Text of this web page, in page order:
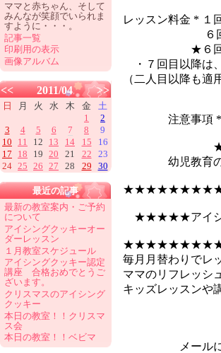
レッスン料金 * １
６回 ５０
★６回コース
・７回目以降は
（二人目以降も適
注意事項 * 予防
★☆★英語で
幼児教育のスタ
★★★★★アイシ
毎月月替わりでレ
ママのリフレッシ
キッズレッスンや
詳しくは
～ ご予約
メールにて随
ママと赤ちゃん、そして
みんなが笑顔でいられま
すように・・・。
記事一覧
印刷用の表示
画像アルバム
<< 2011/04 >>
日 月 火 水 木 金
土
1
2
3
4 5 6 7 8
9
10
11 12 13 14 15
16
17
18 19 20 21 22
23
24 25 26 27 28 29 30
最近の記事
最新の教室案内・ご予約
について
アイシングクッキーオー
ダーレッスン
１月教室スケジュール
アイシングクッキー認定
講座 合格おめでとうご
ざいます。
クリスマスのアイシング
クッキー
本日の教室！！クリスマ
ス会
本日の教室！！ベビマ